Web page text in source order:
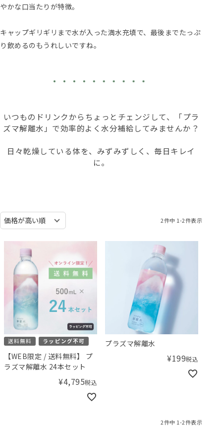
やかな口当たりが特徴。
キャップギリギリまで水が入った満水充填で、最後までたっぷ
り飲めるのもうれしいですね。
いつものドリンクからちょっとチェンジして、「プラ
ズマ解離水」で効率的よく水分補給してみませんか？
日々乾燥している体を、みずみずしく、毎日キレイ
に。
2件中 1-2件表示
送料無料 ラッピング不可
【WEB限定 / 送料無料】 プ
ラズマ解離水 24本セット
¥4,795税込
プラズマ解離水
¥199税込
2件中 1-2件表示